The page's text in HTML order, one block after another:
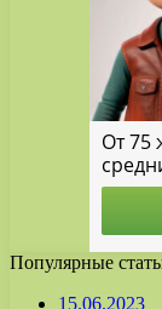
Популярные
15.06.2023